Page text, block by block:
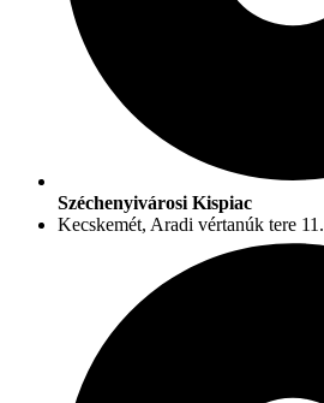
Széchenyivárosi Kispiac
Kecskemét, Aradi vértanúk tere 11.